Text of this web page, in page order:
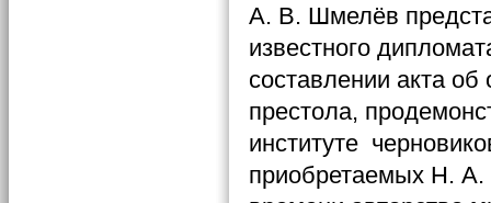
А. В. Шмелёв
известного
составлении акта
престола,
институте
приобретаемых Н. А.